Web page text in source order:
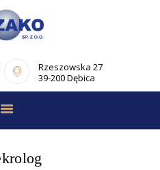
Rzeszowska 27
39-200 Dębica